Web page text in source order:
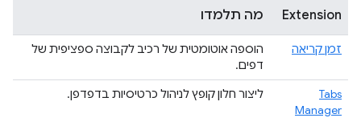
Extension מה תלמדו
זמן קריאה
הוספה אוטומטית של רכיב לקבוצה ספציפית של
דפים.
Tabs
Manager
ליצור חלון קופץ לניהול כרטיסיות בדפדפן.